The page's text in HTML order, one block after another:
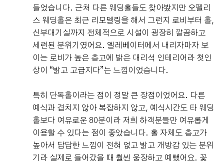
들었습니다. 근처 다른 웨딩홀들도 찾아봤지만 오펠리
스 웨딩홀은 최근 리모델링을 해서 그런지 로비부터 홀,
신부대기실까지 전체적으로 시설이 굉장히 깔끔하고
세련된 분위기였어요. 엘레베이터에서 내리자마자 보
이는 로비가 높은 층고에 밝은 대리석 인테리어라 첫인
상이 “밝고 고급지다”는 느낌이었습니다.
특히 단독홀이라는 점이 정말 큰 장점이었어요. 다른
예식과 겹치지 않아 복잡하지 않고, 예식시간도 타 웨딩
홀보다 여유로운 80분이라 저희 하객분들만 여유롭게
이용할 수 있다는 점이 좋았습니다. 홀 자체도 층고가
높아서 답답한 느낌이 전혀 없고 밝고 개방감 있는 분위
기라 실제로 들어갔을 때 훨씬 웅장하고 예뻤어요. 꽃